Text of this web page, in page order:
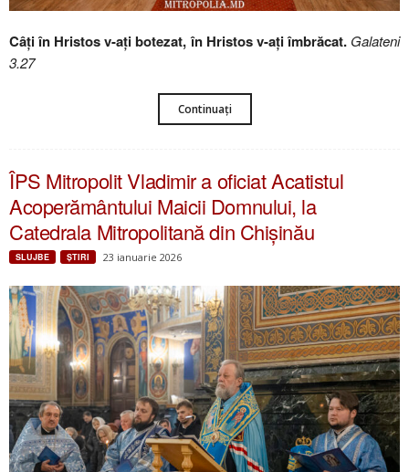
Câţi în Hristos v-aţi botezat, în Hristos v-aţi îmbrăcat. Galateni
3.27
Continuați
ÎPS Mitropolit Vladimir a oficiat Acatistul
Acoperământului Maicii Domnului, la
Catedrala Mitropolitană din Chișinău
SLUJBE ŞTIRI 23 ianuarie 2026